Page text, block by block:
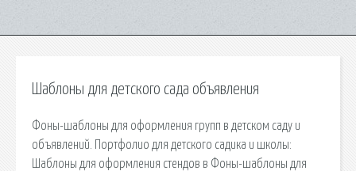
Шаблоны для детского сада объявления
Фоны-шаблоны для оформления групп в детском саду и
объявлений. Портфолио для детского садика и школы:
Шаблоны для оформления стендов в Фоны-шаблоны для